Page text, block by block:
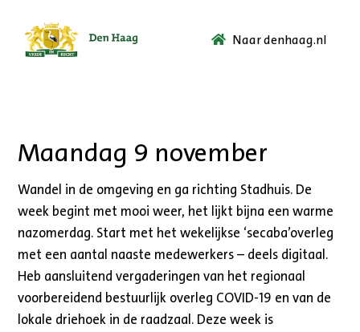
Ga
Naar denhaag.nl
Maandag 9 november
Wandel in de omgeving en ga richting Stadhuis. De
week begint met mooi weer, het lijkt bijna een warme
nazomerdag. Start met het wekelijkse ‘secaba’overleg
met een aantal naaste medewerkers – deels digitaal.
Heb aansluitend vergaderingen van het regionaal
voorbereidend bestuurlijk overleg COVID-19 en van de
lokale driehoek in de raadzaal. Deze week is